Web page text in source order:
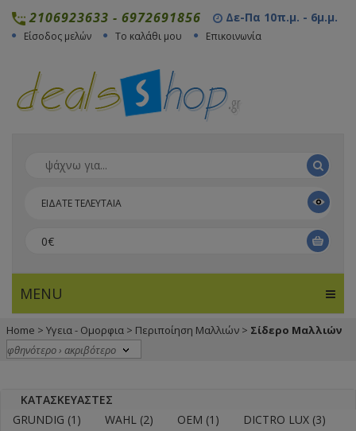
2106923633 - 6972691856 Δε-Πα 10π.μ. - 6μ.μ.
Είσοδος μελών Το καλάθι μου Επικοινωνία
ΕΙΔΑΤΕ ΤΕΛΕΥΤΑΙΑ
0€
MENU
Home > Υγεια - Ομορφια > Περιποίηση Μαλλιών > Σίδερο Μαλλιών
ΚΑΤΑΣΚΕΥΑΣΤΈΣ
GRUNDIG (1) WAHL (2) OEM (1) DICTRO LUX (3)